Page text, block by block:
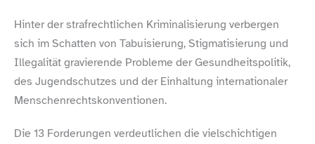
Hinter der strafrechtlichen Kriminalisierung verbergen
sich im Schatten von Tabuisierung, Stigmatisierung und
Illegalität gravierende Probleme der Gesundheitspolitik,
des Jugendschutzes und der Einhaltung internationaler
Menschenrechtskonventionen.
Die 13 Forderungen verdeutlichen die vielschichtigen